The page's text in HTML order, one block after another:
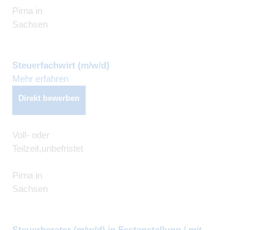
Pirna in
Sachsen
Steuerfachwirt (m/w/d)
Mehr erfahren
Direkt bewerben
Voll- oder
Teilzeit,unbefristet
Pirna in
Sachsen